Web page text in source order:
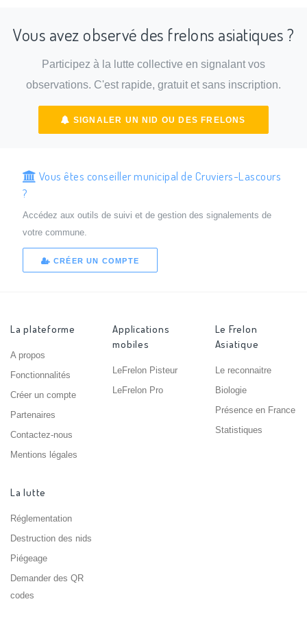
Vous avez observé des frelons asiatiques ?
Participez à la lutte collective en signalant vos
observations. C'est rapide, gratuit et sans inscription.
SIGNALER UN NID OU DES FRELONS
Vous êtes conseiller municipal de Cruviers-Lascours
?
Accédez aux outils de suivi et de gestion des signalements de
votre commune.
CRÉER UN COMPTE
La plateforme
A propos
Fonctionnalités
Créer un compte
Partenaires
Contactez-nous
Mentions légales
Applications
mobiles
LeFrelon Pisteur
LeFrelon Pro
Le Frelon
Asiatique
Le reconnaitre
Biologie
Présence en France
Statistiques
La lutte
Réglementation
Destruction des nids
Piégeage
Demander des QR
codes